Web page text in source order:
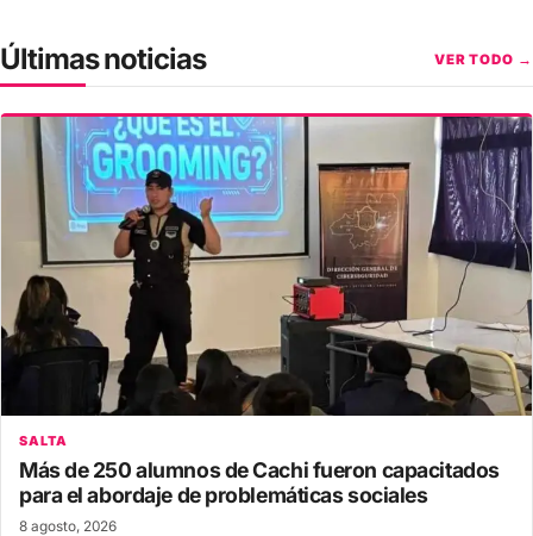
Últimas noticias VER TODO →
SALTA
Más de 250 alumnos de Cachi fueron capacitados
para el abordaje de problemáticas sociales
8 agosto, 2026